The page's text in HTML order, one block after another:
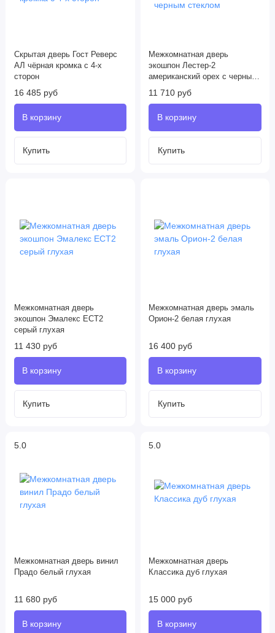
Скрытая дверь Гост Реверс
AЛ чёрная кромка с 4-х
сторон
16 485 руб
Межкомнатная дверь
экошпон Лестер-2
американский орех с черным
стеклом
11 710 руб
Межкомнатная дверь
экошпон Эмалекс ЕСТ2
серый глухая
11 430 руб
Межкомнатная дверь эмаль
Орион-2 белая глухая
16 400 руб
5.0
Межкомнатная дверь винил
Прадо белый глухая
11 680 руб
5.0
Межкомнатная дверь
Классика дуб глухая
15 000 руб